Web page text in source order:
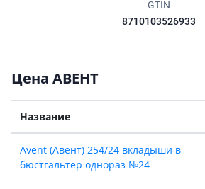
GTIN
8710103526933
Цена АВЕНТ
Название
Avent (Авент) 254/24 вкладыши в
бюстгальтер однораз №24